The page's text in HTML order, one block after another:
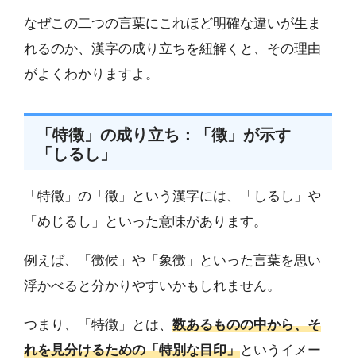
なぜこの二つの言葉にこれほど明確な違いが生ま
れるのか、漢字の成り立ちを紐解くと、その理由
がよくわかりますよ。
「特徴」の成り立ち：「徴」が示す
「しるし」
「特徴」の「徴」という漢字には、「しるし」や
「めじるし」といった意味があります。
例えば、「徴候」や「象徴」といった言葉を思い
浮かべると分かりやすいかもしれません。
つまり、「特徴」とは、 数あるものの中から、そ
れを見分けるための「特別な目印」というイメー